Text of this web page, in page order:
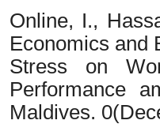
Online, I.,
Economics and
Stress on
Performance
Maldives.